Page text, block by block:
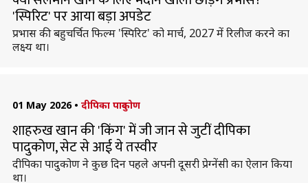
'स्पिरिट' पर आया बड़ा अपडेट
प्रभास की बहुचर्चित फिल्म 'स्पिरिट' को मार्च, 2027 में रिलीज करने का
लक्ष्य था।
01 May 2026 • दीपिका पादुकोण
शाहरुख खान की 'किंग' में जी जान से जुटीं दीपिका
पादुकोण, सेट से आई ये तस्वीर
दीपिका पादुकोण ने कुछ दिन पहले अपनी दूसरी प्रेग्नेंसी का ऐलान किया
था।